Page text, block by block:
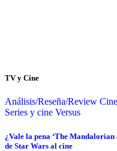
TV y Cine
Análisis/Reseña/Review Cine
Series y cine Versus
¿Vale la pena ‘The
de Star Wars al cine